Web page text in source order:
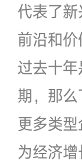
代表了
前沿和
过去十
期，那
更多类
为经济增